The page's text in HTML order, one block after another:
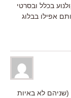
בכלל ובסרטי
אפילו בבלוג
(שניהם לא באיות